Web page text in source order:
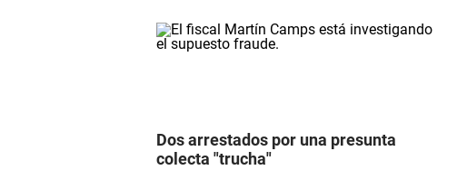
Dos arrestados por una presunta
colecta "trucha"